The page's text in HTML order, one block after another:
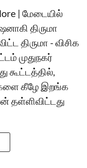
| மேடையில்
திருமா
திருமா - விசிக
முதுநகர்
கூட்டத்தில்,
கீழே இறங்க
தள்ளிவிட்டது